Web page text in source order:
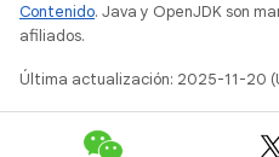
Contenido. Java y OpenJDK son
afiliados.
Última actualización: 2025-11-20